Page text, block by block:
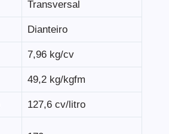
Transversal
Dianteiro
7,96 kg/cv
49,2 kg/kgfm
127,6 cv/litro